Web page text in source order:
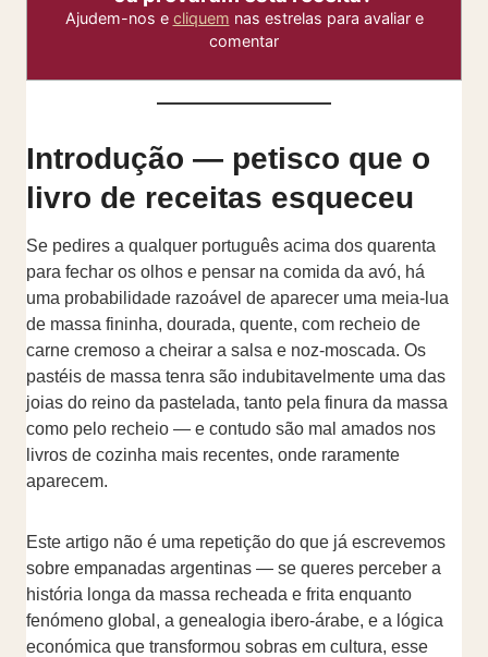
Ajudem-nos e cliquem nas estrelas para avaliar e
comentar
Introdução — petisco que o
livro de receitas esqueceu
Se pedires a qualquer português acima dos quarenta
para fechar os olhos e pensar na comida da avó, há
uma probabilidade razoável de aparecer uma meia-lua
de massa fininha, dourada, quente, com recheio de
carne cremoso a cheirar a salsa e noz-moscada. Os
pastéis de massa tenra são indubitavelmente uma das
joias do reino da pastelada, tanto pela finura da massa
como pelo recheio — e contudo são mal amados nos
livros de cozinha mais recentes, onde raramente
aparecem.
Este artigo não é uma repetição do que já escrevemos
sobre empanadas argentinas — se queres perceber a
história longa da massa recheada e frita enquanto
fenómeno global, a genealogia ibero-árabe, e a lógica
económica que transformou sobras em cultura, esse